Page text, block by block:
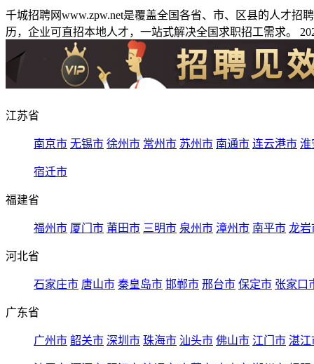
千城招聘网www.zpw.net是覆盖全国各省、市、区县的人才
历，企业可直招本地人才，一站式解决全国求职招工需求。
江苏省
南京市 无锡市 徐州市 常州市 苏州市 南通市 连云港市 淮
宿迁市
福建省
福州市 厦门市 莆田市 三明市 泉州市 漳州市 南平市 龙岩
河北省
石家庄市 唐山市 秦皇岛市 邯郸市 邢台市 保定市 张家口
广东省
广州市 韶关市 深圳市 珠海市 汕头市 佛山市 江门市 湛江